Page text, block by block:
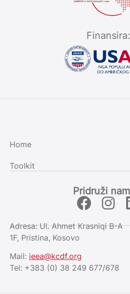
Finansira:
Home
Toolkit
Pridruži
Adresa: Ul. Ahmet Krasniqi B-A
1F, Pristina, Kosovo
Mail: ieea@kcdf.org
Tel: +383 (0) 38 249 677/678